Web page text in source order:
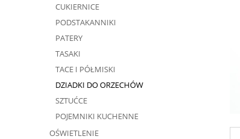
CUKIERNICE
PODSTAKANNIKI
PATERY
TASAKI
TACE I PÓŁMISKI
DZIADKI DO ORZECHÓW
SZTUĆCE
POJEMNIKI KUCHENNE
OŚWIETLENIE